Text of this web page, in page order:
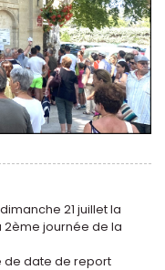
21 juillet la
journée de la
de date de report